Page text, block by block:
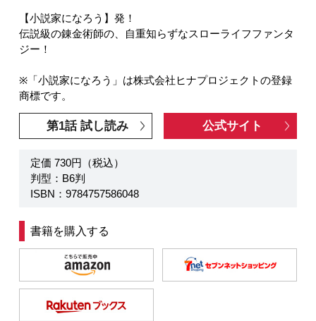
【小説家になろう】発！
伝説級の錬金術師の、自重知らずなスローライフファンタ
ジー！
※「小説家になろう」は株式会社ヒナプロジェクトの登録
商標です。
第1話 試し読み 公式サイト
定価 730円（税込）
判型：B6判
ISBN：9784757586048
書籍を購入する